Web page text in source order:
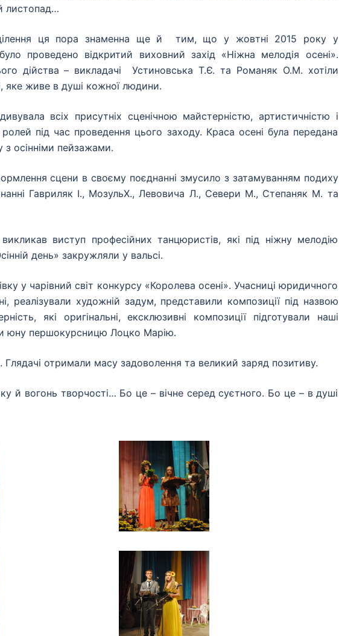
листопад…
ця пора знаменна ще й тим, що у жовтні 2015 року у
проведено відкритий виховний захід «Ніжна мелодія осені».
дійства – викладачі Устиновська Т.Є. та Романяк О.М. хотіли
яке живе в душі кожної людини.
всіх присутніх сценічною майстерністю, артистичністю і
під час проведення цього заходу. Краса осені була передана
осінніми пейзажами.
сцени в своєму поєднанні змусило з затамуванням подиху
Гавриляк І., МозульХ., Левовича Л., Севери М., Степаняк М. та
виступ професійних танцюристів, які під ніжну мелодію
день» закружляли у вальсі.
у чарівний світ конкурсу «Королева осені». Учасниці юридичного
реалізували художній задум, представили композиції під назвою
які оригінальні, ексклюзивні композиції підготували наші
юну першокурсницю Лоцко Марію.
отримали масу задоволення та великий заряд позитиву.
й вогонь творчості… Бо це – вічне серед суєтного. Бо це – в душі